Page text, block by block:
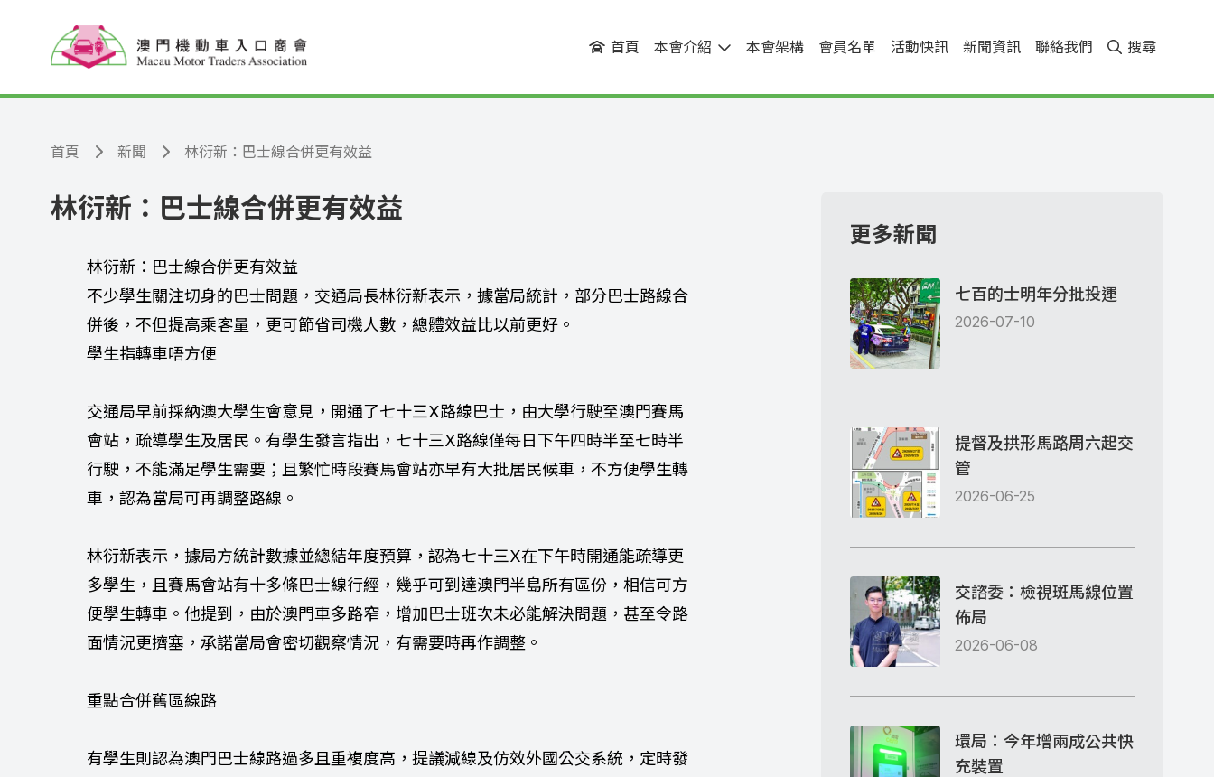
首頁 本會介紹 本會架構 會員名單 活動快訊 新聞資訊 聯絡我們 搜尋
首頁 新聞 林衍新：巴士線合併更有效益
林衍新：巴士線合併更有效益
林衍新：巴士線合併更有效益
不少學生關注切身的巴士問題，交通局長林衍新表示，據當局統計，部分巴士路線合
併後，不但提高乘客量，更可節省司機人數，總體效益比以前更好。
學生指轉車唔方便
交通局早前採納澳大學生會意見，開通了七十三X路線巴士，由大學行駛至澳門賽馬
會站，疏導學生及居民。有學生發言指出，七十三X路線僅每日下午四時半至七時半
行駛，不能滿足學生需要；且繁忙時段賽馬會站亦早有大批居民候車，不方便學生轉
車，認為當局可再調整路線。
林衍新表示，據局方統計數據並總結年度預算，認為七十三X在下午時開通能疏導更
多學生，且賽馬會站有十多條巴士線行經，幾乎可到達澳門半島所有區份，相信可方
便學生轉車。他提到，由於澳門車多路窄，增加巴士班次未必能解決問題，甚至令路
面情況更擠塞，承諾當局會密切觀察情況，有需要時再作調整。
重點合併舊區線路
有學生則認為澳門巴士線路過多且重複度高，提議減線及仿效外國公交系統，定時發
更多新聞
七百的士明年分批投運
2026-07-10
提督及拱形馬路周六起交
管
2026-06-25
交諮委：檢視斑馬線位置
佈局
2026-06-08
環局：今年增兩成公共快
充裝置